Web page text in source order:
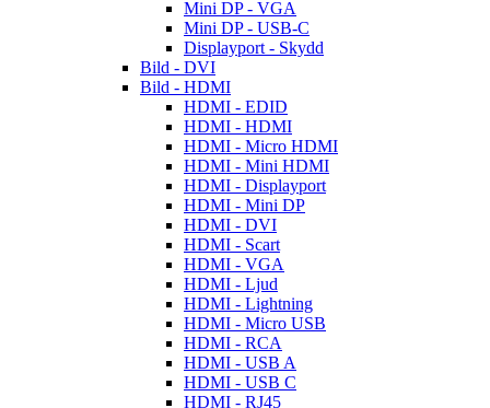
Mini DP - VGA
Mini DP - USB-C
Displayport - Skydd
Bild - DVI
Bild - HDMI
HDMI - EDID
HDMI - HDMI
HDMI - Micro HDMI
HDMI - Mini HDMI
HDMI - Displayport
HDMI - Mini DP
HDMI - DVI
HDMI - Scart
HDMI - VGA
HDMI - Ljud
HDMI - Lightning
HDMI - Micro USB
HDMI - RCA
HDMI - USB A
HDMI - USB C
HDMI - RJ45